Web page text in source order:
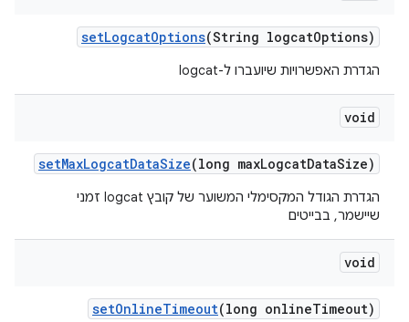
setLogcatOptions(String logcatOptions)
הגדרת האפשרויות שיועברו ל-logcat
void
setMaxLogcatDataSize(long maxLogcatDataSize)
הגדרת הגודל המקסימלי המשוער של קובץ logcat זמני
שיישמר, בבייטים
void
setOnlineTimeout(long onlineTimeout)